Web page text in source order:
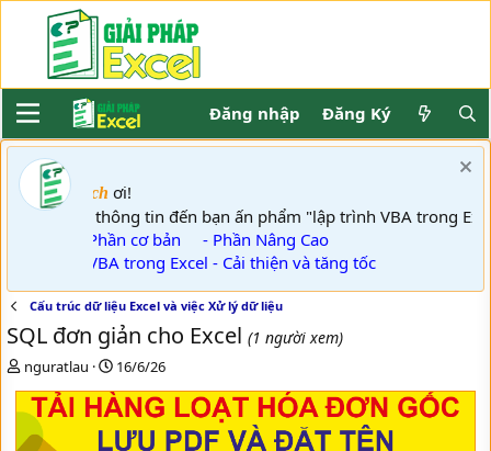
Đăng nhập Đăng Ký
Khách ơi!
GPE thông tin đến bạn ấn phẩm "lập trình VBA trong
- Phần cơ bản
- Phần Nâng Cao
- VBA trong Excel - Cải thiện và tăng tốc
Cấu trúc dữ liệu Excel và việc Xử lý dữ liệu
SQL đơn giản cho Excel (1 người xem)
T
a
nguratlau
N
à
g
16/6/26